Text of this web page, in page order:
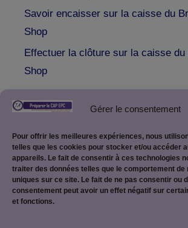
Gérer le consentement
Pour offrir les meilleures expériences, nous
telles que les cookies pour stocker et/ou accéder
appareils. Le fait de consentir à ces technologies
traiter des données telles que le comportement de
uniques sur ce site. Le fait de ne pas consentir ou
consentement peut avoir un effet négatif sur
et fonctions.
Savoir encaisser sur la caisse du
Shop
Effectuer la clôture sur la caisse du
Shop